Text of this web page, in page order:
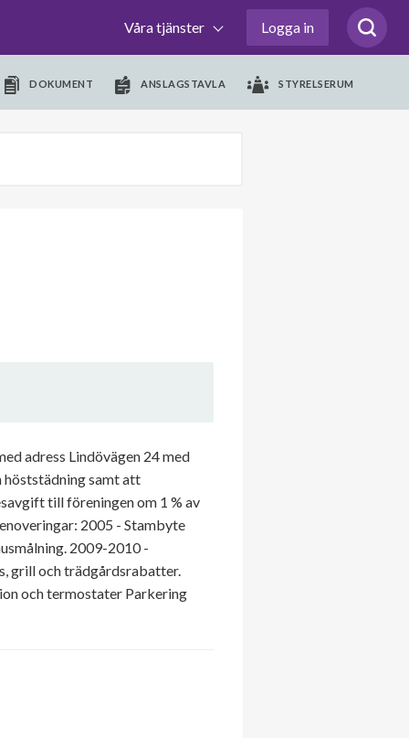
Våra tjänster Logga in
DOKUMENT ANSLAGSTAVLA STYRELSERUM
adress Lindövägen 24 med
höststädning samt att
till föreningen om 1 % av
2005 - Stambyte
2009-2010 -
grill och trädgårdsrabatter.
och termostater Parkering